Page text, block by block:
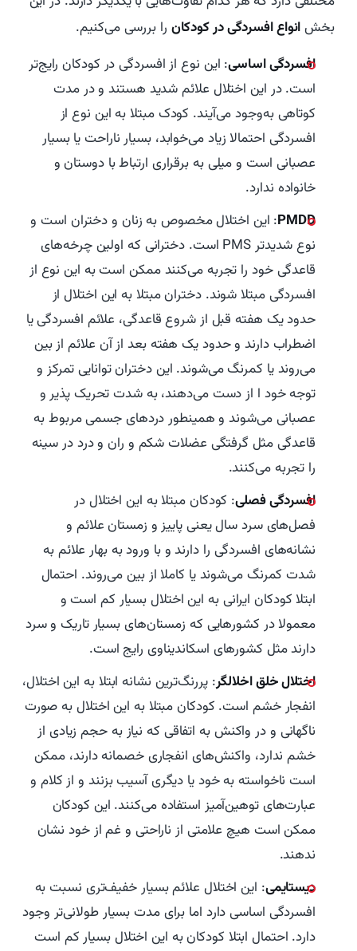
بخشانواع افسردگی در کودکان را بررسی می‌کنیم.
افسردگی اساسی: این نوع از افسردگی در کودکان رایج‌تر
است. در این اختلال علائم شدید هستند و در مدت
کوتاهی به‌وجود می‌آیند. کودک مبتلا به این نوع از
افسردگی احتمالا زیاد می‌خوابد، بسیار ناراحت یا بسیار
عصبانی است و میلی به برقراری ارتباط با دوستان و
خانواده ندارد.
PMDD: این اختلال مخصوص به زنان و دختران است و
نوع شدیدتر PMS است. دخترانی که اولین چرخه‌های
قاعدگی خود را تجربه می‌کنند ممکن است به این نوع از
افسردگی مبتلا شوند. دختران مبتلا به این اختلال از
حدود یک هفته قبل از شروع قاعدگی، علائم افسردگی یا
اضطراب دارند و حدود یک هفته بعد از آن علائم از بین
می‌روند یا کمرنگ می‌شوند. این دختران توانایی تمرکز و
توجه خود ا از دست می‌دهند، به شدت تحریک پذیر و
عصبانی می‌شوند و همینطور دردهای جسمی مربوط به
قاعدگی مثل گرفتگی عضلات شکم و ران و درد در سینه
را تجربه می‌کنند.
افسردگی فصلی: کودکان مبتلا به این اختلال در
فصل‌های سرد سال یعنی پاییز و زمستان علائم و
نشانه‌های افسردگی را دارند و با ورود به بهار علائم به
شدت کمرنگ می‌شوند یا کاملا از بین می‌روند. احتمال
ابتلا کودکان ایرانی به این اختلال بسیار کم است و
معمولا در کشورهایی که زمستان‌های بسیار تاریک و سرد
دارند مثل کشورهای اسکاندیناوی رایج است.
اختلال خلق اخلالگر: پررنگ‌ترین نشانه ابتلا به این اختلال،
انفجار خشم است. کودکان مبتلا به این اختلال به صورت
ناگهانی و در واکنش به اتفاقی که نیاز به حجم زیادی از
خشم ندارد، واکنش‌های انفجاری خصمانه دارند، ممکن
است ناخواسته به خود یا دیگری آسیب بزنند و از کلام و
عبارت‌های توهین‌آمیز استفاده می‌کنند. این کودکان
ممکن است هیچ علامتی از ناراحتی و غم از خود نشان
ندهند.
دیستایمی: این اختلال علائم بسیار خفیف‌تری نسبت به
افسردگی اساسی دارد اما برای مدت بسیار طولانی‌تر وجود
دارد. احتمال ابتلا کودکان به این اختلال بسیار کم است